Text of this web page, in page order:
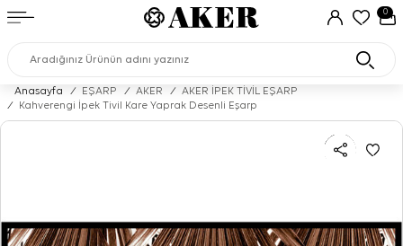
0
Anasayfa / EŞARP / AKER /
AKER İPEK TİVİL EŞARP
/
Kahverengi İpek Tivil Kare Yaprak Desenli Eşarp